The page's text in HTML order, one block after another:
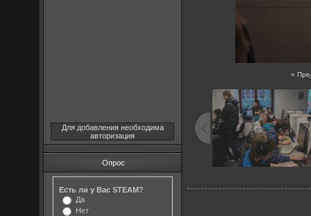
Для добавления необходима
авторизация
Опрос
Есть ли у Вас STEAM?
Да
Нет
«